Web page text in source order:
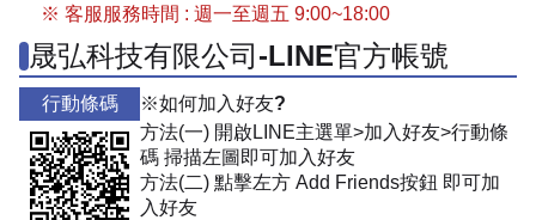
※ 客服服務時間 : 週一至週五 9:00~18:00
晟弘科技有限公司-LINE官方帳號
行動條碼
※如何加入好友?
方法(一) 開啟LINE主選單>加入好友>行動條
碼 掃描左圖即可加入好友
方法(二) 點擊左方 Add Friends按鈕 即可加
入好友